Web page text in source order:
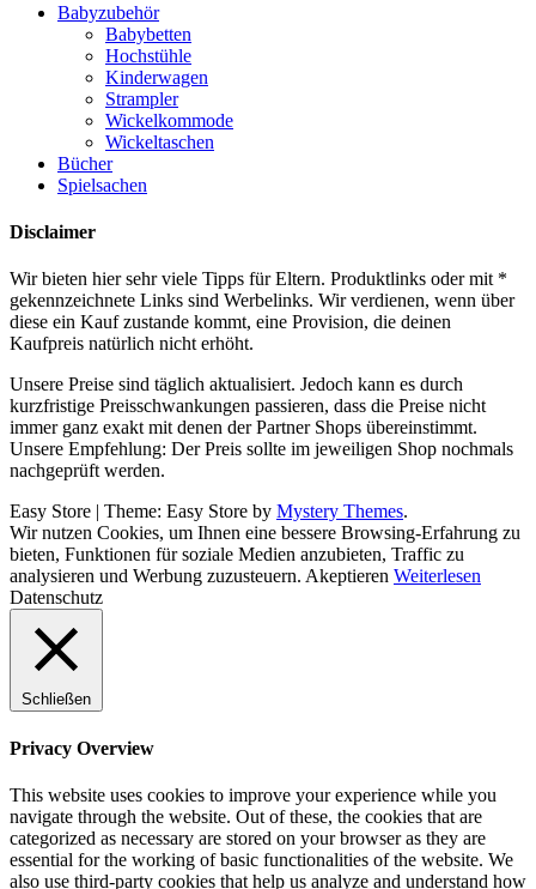
Babyzubehör
Babybetten
Hochstühle
Kinderwagen
Strampler
Wickelkommode
Wickeltaschen
Bücher
Spielsachen
Disclaimer
Wir bieten hier sehr viele Tipps für Eltern. Produktlinks oder mit *
gekennzeichnete Links sind Werbelinks. Wir verdienen, wenn über
diese ein Kauf zustande kommt, eine Provision, die deinen
Kaufpreis natürlich nicht erhöht.
Unsere Preise sind täglich aktualisiert. Jedoch kann es durch
kurzfristige Preisschwankungen passieren, dass die Preise nicht
immer ganz exakt mit denen der Partner Shops übereinstimmt.
Unsere Empfehlung: Der Preis sollte im jeweiligen Shop nochmals
nachgeprüft werden.
Easy Store | Theme: Easy Store by Mystery Themes.
Wir nutzen Cookies, um Ihnen eine bessere Browsing-Erfahrung zu
bieten, Funktionen für soziale Medien anzubieten, Traffic zu
analysieren und Werbung zuzusteuern. Akeptieren Weiterlesen
Datenschutz
Schließen
Privacy Overview
This website uses cookies to improve your experience while you
navigate through the website. Out of these, the cookies that are
categorized as necessary are stored on your browser as they are
essential for the working of basic functionalities of the website. We
also use third-party cookies that help us analyze and understand how